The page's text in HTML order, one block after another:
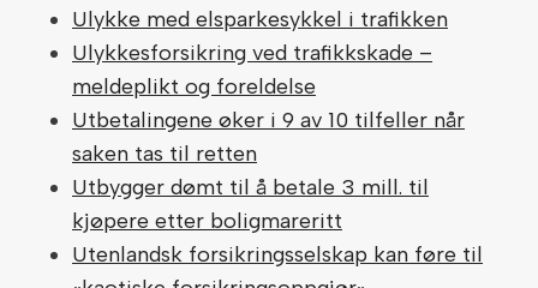
Ulykke med elsparkesykkel i trafikken
Ulykkesforsikring ved trafikkskade –
meldeplikt og foreldelse
Utbetalingene øker i 9 av 10 tilfeller når
saken tas til retten
Utbygger dømt til å betale 3 mill. til
kjøpere etter boligmareritt
Utenlandsk forsikringsselskap kan føre til